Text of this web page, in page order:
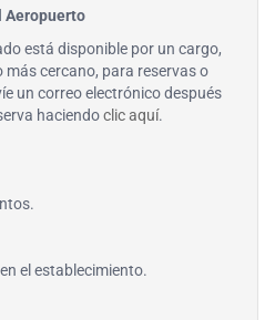
Aeropuerto
está disponible por un cargo,
cercano, para reservas o
un correo electrónico después
haciendoclic aquí.
el establecimiento.